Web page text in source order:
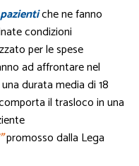
che ne fanno
condizioni
per le spese
ad affrontare nel
durata media di 18
il trasloco in una
promosso dalla Lega